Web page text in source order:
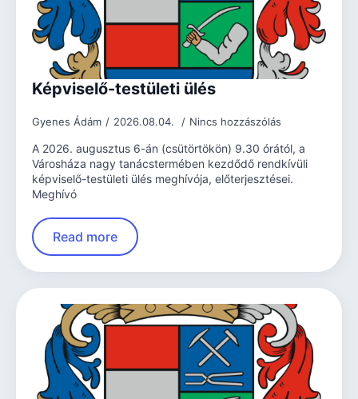
Képviselő-testületi ülés
Gyenes Ádám 2026.08.04. Nincs hozzászólás
A 2026. augusztus 6-án (csütörtökön) 9.30 órától, a
Városháza nagy tanácstermében kezdődő rendkívüli
képviselő-testületi ülés meghívója, előterjesztései.
Meghívó
Read more